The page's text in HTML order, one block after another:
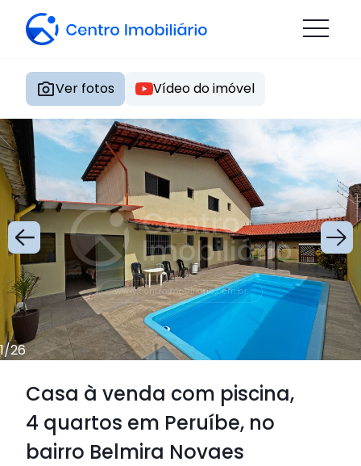
Ver fotos Vídeo do imóvel
1/26
Casa à venda com piscina,
4 quartos em Peruíbe, no
bairro Belmira Novaes